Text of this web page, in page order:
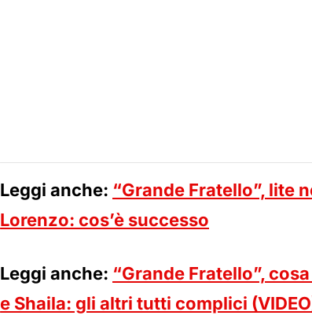
Leggi anche: “Grande Fratello”, lite
Lorenzo: cos’è successo
Leggi anche: “Grande Fratello”,
e Shaila: gli altri tutti complici